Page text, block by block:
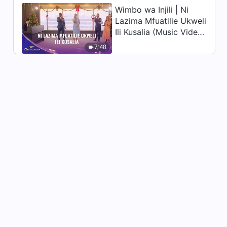
2:24:55
Filamu za Injili | "Njia ya
Kwenda katika Ufalme wa
Mbinguni ni Yenye Hatari"
7:48
Wimbo wa Injili | Ni
Lazima Mfuatilie Ukweli
Ili Kusalia (Music Video)